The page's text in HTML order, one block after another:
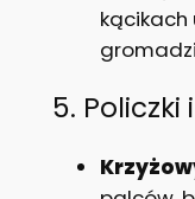
kącikach
5. Policzki